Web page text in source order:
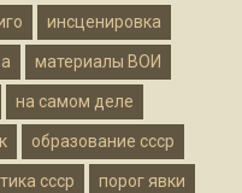
инсценировка
материалы ВОИ
на самом деле
образование ссср
ссср порог явки